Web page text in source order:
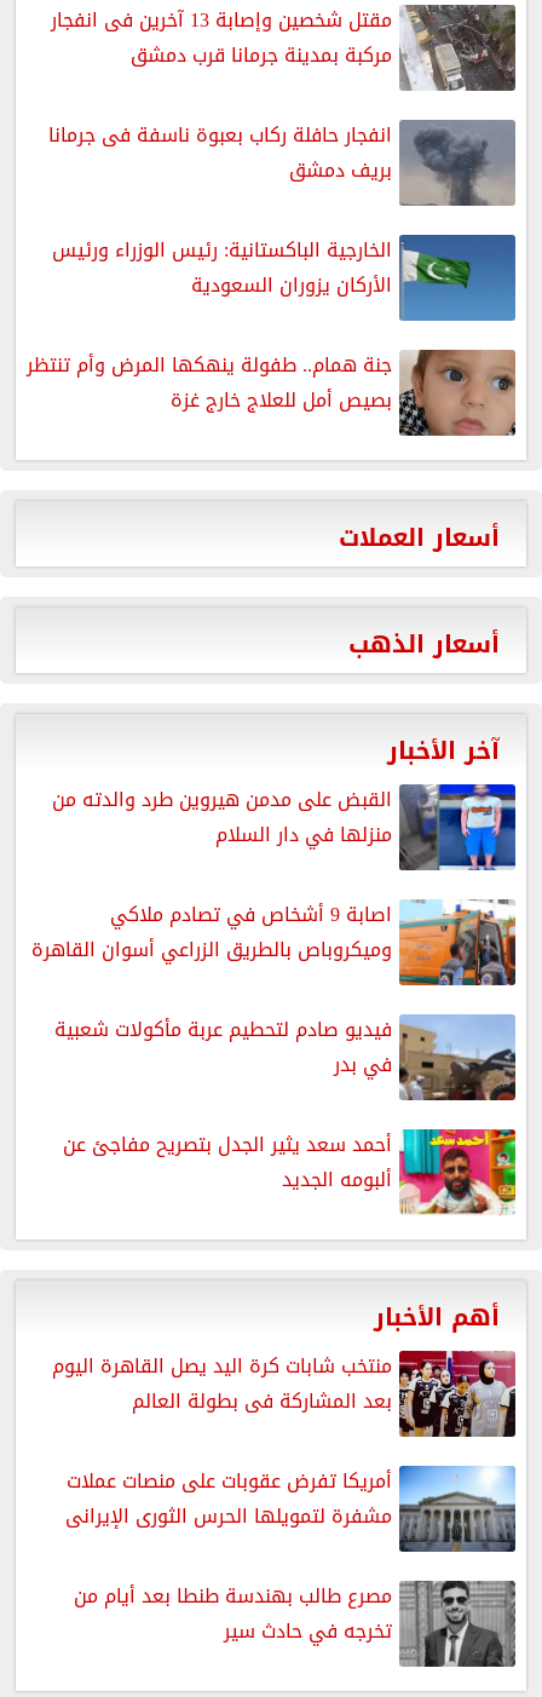
مقتل شخصين وإصابة 13 آخرين فى انفجار
مركبة بمدينة جرمانا قرب دمشق
انفجار حافلة ركاب بعبوة ناسفة فى جرمانا
بريف دمشق
الخارجية الباكستانية: رئيس الوزراء ورئيس
الأركان يزوران السعودية
جنة همام.. طفولة ينهكها المرض وأم تنتظر
بصيص أمل للعلاج خارج غزة
أسعار العملات
أسعار الذهب
آخر الأخبار
القبض على مدمن هيروين طرد والدته من
منزلها في دار السلام
اصابة 9 أشخاص في تصادم ملاكي
وميكروباص بالطريق الزراعي أسوان القاهرة
فيديو صادم لتحطيم عربة مأكولات شعبية
في بدر
أحمد سعد يثير الجدل بتصريح مفاجئ عن
ألبومه الجديد
أهم الأخبار
منتخب شابات كرة اليد يصل القاهرة اليوم
بعد المشاركة فى بطولة العالم
أمريكا تفرض عقوبات على منصات عملات
مشفرة لتمويلها الحرس الثورى الإيرانى
مصرع طالب بهندسة طنطا بعد أيام من
تخرجه في حادث سير